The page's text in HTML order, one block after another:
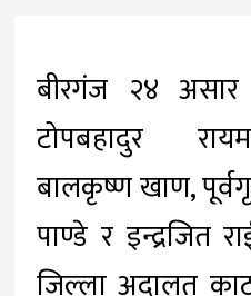
बीरगंज २४ असार ।
टोपबहादुर
बालकृष्ण खाण,
पाण्डे र इन्द्रजित
जिल्ला अदालत